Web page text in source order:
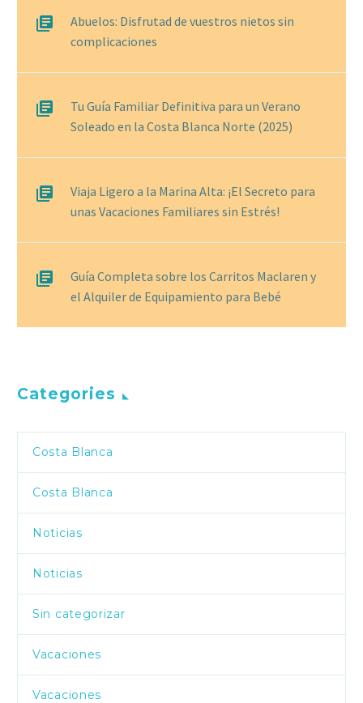
Abuelos: Disfrutad de vuestros nietos sin
complicaciones
Tu Guía Familiar Definitiva para un Verano
Soleado en la Costa Blanca Norte (2025)
Viaja Ligero a la Marina Alta: ¡El Secreto para
unas Vacaciones Familiares sin Estrés!
Guía Completa sobre los Carritos Maclaren y
el Alquiler de Equipamiento para Bebé
Categories
Costa Blanca
Costa Blanca
Noticias
Noticias
Sin categorizar
Vacaciones
Vacaciones